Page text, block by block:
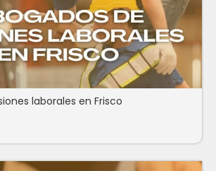
laborales en Frisco